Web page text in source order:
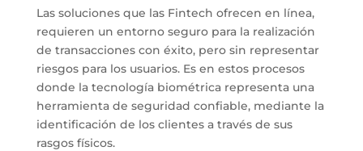
Las soluciones que las Fintech ofrecen en línea,
requieren un entorno seguro para la realización
de transacciones con éxito, pero sin representar
riesgos para los usuarios. Es en estos procesos
donde la tecnología biométrica representa una
herramienta de seguridad confiable, mediante la
identificación de los clientes a través de sus
rasgos físicos.